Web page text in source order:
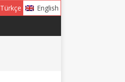
Türkçe
English